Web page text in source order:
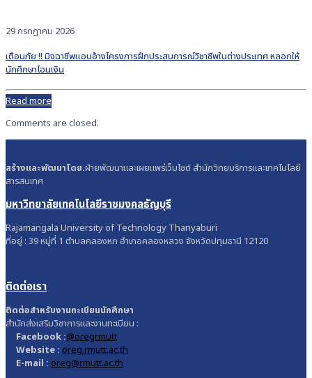
29 กรกฎาคม 2026
เตือนภัย !! มิจฉาชีพแอบอ้างโครงการฝึกประสบการณ์วิชาชีพในต่างประเทศ หลอกให้
นักศึกษาโอนเงิน
Read more
Comments are closed.
สร้างและพัฒนาโดย.ฝ่ายพัฒนาและเผยแพร่เว็บไซต์ สำนักวิทยบริการและเทคโนโลยี
สารสนเทศ
มหาวิทยาลัยเทคโนโลยีราชมงคลธัญบุรี
Rajamangala University of Technology Thanyaburi
ที่อยู่ : 39 หมู่ที่ 1 ตำบลคลองหก อำเภอคลองหลวง จังหวัดปทุมธานี 12120
ติดต่อเรา
ติดต่อสำหรับงานทะเบียนนักศึกษา
สำนักส่งเสริมวิชาการและงานทะเบียน :
Facebook :@oregrmutt
Website : oreg.rmutt.ac.th
E-mail : oreg@rmutt.ac.th